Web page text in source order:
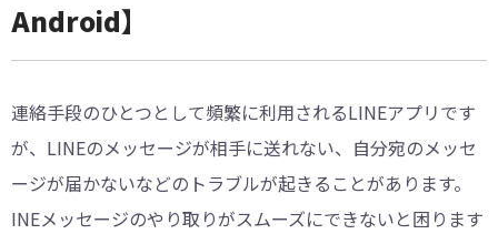
Android】
連絡手段のひとつとして頻繁に利用されるLINEアプリです
が、LINEのメッセージが相手に送れない、自分宛のメッセ
ージが届かないなどのトラブルが起きることがあります。
INEメッセージのやり取りがスムーズにできないと困ります